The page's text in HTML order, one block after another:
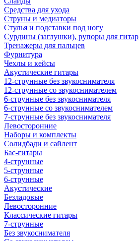
Средства для ухода
Струны и медиаторы
Стулья и подставки под ногу
Сурдины (заглушки), рупоры для гитар
Тренажеры для пальцев
Фурнитура
Чехлы и кейсы
Акустические гитары
12-струнные без звукоснимателя
12-струнные со звукоснимателем
6-струнные без звукоснимателя
6-струнные со звукоснимателем
7-струнные без звукоснимателя
Левосторонние
Наборы и комплекты
Солидбади и сайлент
Бас-гитары
4-струнные
5-струнные
6-струнные
Акустические
Безладовые
Левосторонние
Классические гитары
7-струнные
Без звукоснимателя